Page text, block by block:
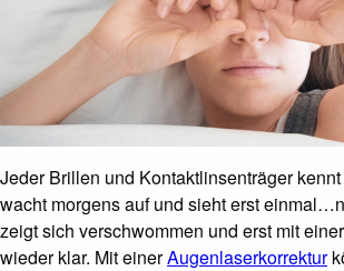
Jeder Brillen und Kontaktlinsenträger
wacht morgens auf und sieht erst
zeigt sich verschwommen und erst mit
wieder klar. Mit einerAugenlaserkorrektur